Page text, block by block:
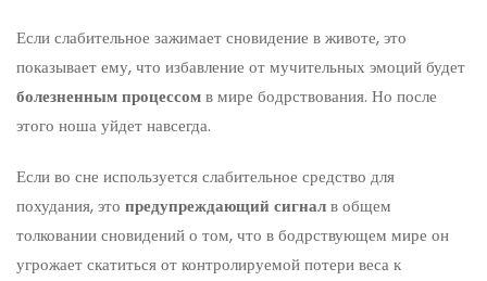
Если слабительное зажимает сновидение в животе, это
показывает ему, что избавление от мучительных эмоций будет
болезненным процессомв мире бодрствования. Но после
этого ноша уйдет навсегда.
Если во сне используется слабительное средство для
похудания, это предупреждающий сигналв общем
толковании сновидений о том, что в бодрствующем мире он
угрожает скатиться от контролируемой потери веса к